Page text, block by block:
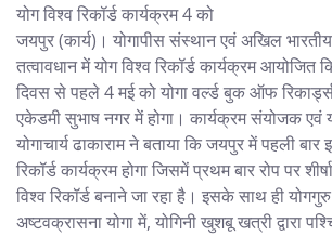
योग विश्व रिकॉर्ड कार्यक्रम 4 को
जयपुर (कार्य)। योगापीस संस्थान एवं अखिल
तत्वावधान में योग विश्व रिकॉर्ड कार्यक्रम आयोजित
दिवस से पहले 4 मई को योगा वर्ल्ड बुक ऑफ
एकेडमी सुभाष नगर में होगा। कार्यक्रम संयोजक एवं
योगाचार्य ढाकाराम ने बताया कि जयपुर में पहली
रिकॉर्ड कार्यक्रम होगा जिसमें प्रथम बार रोप पर
विश्व रिकॉर्ड बनाने जा रहा है। इसके साथ ही योगगुरु
अष्टवक्रासना योगा में, योगिनी खुशबू खत्री द्वारा